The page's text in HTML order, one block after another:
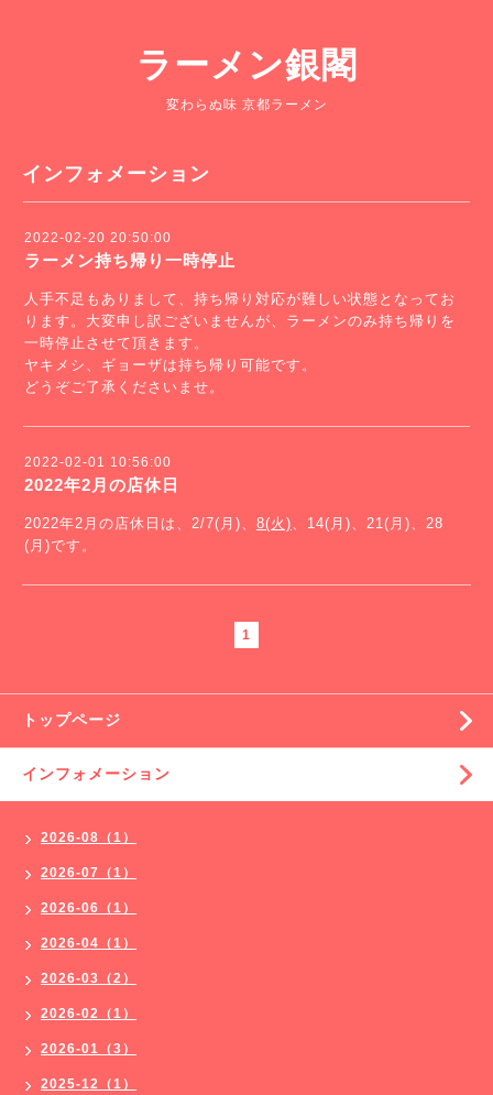
ラーメン銀閣
変わらぬ味 京都ラーメン
インフォメーション
2022-02-20 20:50:00
ラーメン持ち帰り一時停止
人手不足もありまして、持ち帰り対応が難しい状態となってお
ります。大変申し訳ございませんが、ラーメンのみ持ち帰りを
一時停止させて頂きます。
ヤキメシ、ギョーザは持ち帰り可能です。
どうぞご了承くださいませ。
2022-02-01 10:56:00
2022年2月の店休日
2022年2月の店休日は、2/7(月)、 8(火)、14(月)、21(月)、28
(月)です。
1
トップページ
インフォメーション
2026-08（1）
2026-07（1）
2026-06（1）
2026-04（1）
2026-03（2）
2026-02（1）
2026-01（3）
2025-12（1）